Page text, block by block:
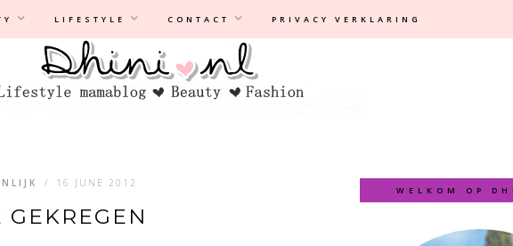
LIFESTYLE CONTACT PRIVACY VERKLARING
Privacyverklaring |Disclaimer
/ 16 JUNE 2012
GEKREGEN
WELKOM OP